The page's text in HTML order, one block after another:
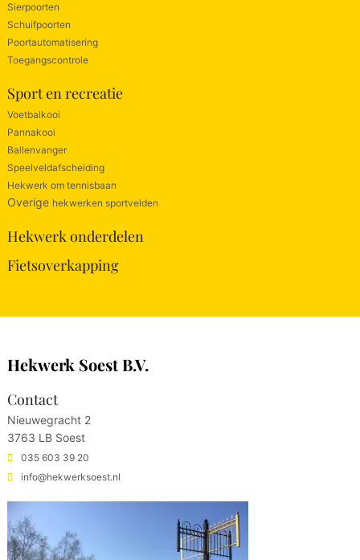
Sierpoorten
Schuifpoorten
Poortautomatisering
Toegangscontrole
Sport en recreatie
Voetbalkooi
Pannakooi
Ballenvanger
Speelveldafscheiding
Hekwerk om tennisbaan
Overige hekwerken sportvelden
Hekwerk onderdelen
Fietsoverkapping
Hekwerk Soest B.V.
Contact
Nieuwegracht 2
3763 LB Soest
035 603 39 20
info@hekwerksoest.nl